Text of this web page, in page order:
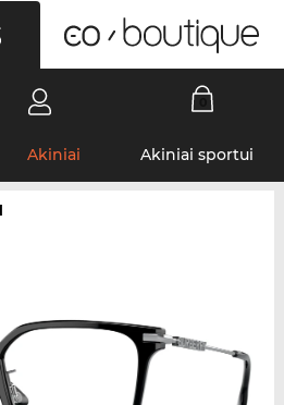
Akiniai Akiniai sportui